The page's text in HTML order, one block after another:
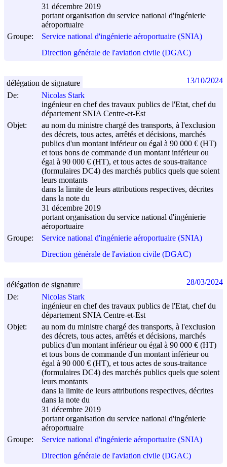
31 décembre 2019
portant organisation du service national d'ingénierie
aéroportuaire
Groupe:
Service national d'ingénierie aéroportuaire (SNIA)
Direction générale de l'aviation civile (DGAC)
De:
Nicolas Stark
ingénieur en chef des travaux publics de l'Etat, chef du
département SNIA Centre-et-Est
Objet:
au nom du ministre chargé des transports, à l'exclusion
des décrets, tous actes, arrêtés et décisions, marchés
publics d'un montant inférieur ou égal à 90 000 € (HT)
et tous bons de commande d'un montant inférieur ou
égal à 90 000 € (HT), et tous actes de sous-traitance
(formulaires DC4) des marchés publics quels que soient
leurs montants
dans la limite de leurs attributions respectives, décrites
dans la note du
31 décembre 2019
portant organisation du service national d'ingénierie
aéroportuaire
Groupe:
Service national d'ingénierie aéroportuaire (SNIA)
Direction générale de l'aviation civile (DGAC)
délégation de signature 13/10/2024
De:
Nicolas Stark
ingénieur en chef des travaux publics de l'Etat, chef du
département SNIA Centre-et-Est
Objet:
au nom du ministre chargé des transports, à l'exclusion
des décrets, tous actes, arrêtés et décisions, marchés
publics d'un montant inférieur ou égal à 90 000 € (HT)
et tous bons de commande d'un montant inférieur ou
égal à 90 000 € (HT), et tous actes de sous-traitance
(formulaires DC4) des marchés publics quels que soient
leurs montants
dans la limite de leurs attributions respectives, décrites
dans la note du
31 décembre 2019
portant organisation du service national d'ingénierie
aéroportuaire
Groupe:
Service national d'ingénierie aéroportuaire (SNIA)
Direction générale de l'aviation civile (DGAC)
délégation de signature 28/03/2024